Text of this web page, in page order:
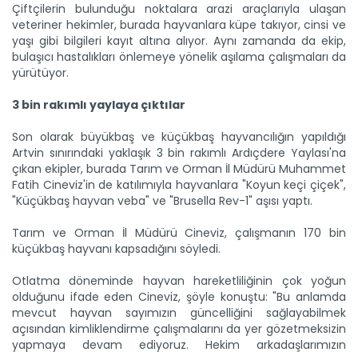
Çiftçilerin bulunduğu noktalara arazi araçlarıyla ulaşan
veteriner hekimler, burada hayvanlara küpe takıyor, cinsi ve
yaşı gibi bilgileri kayıt altına alıyor. Aynı zamanda da ekip,
bulaşıcı hastalıkları önlemeye yönelik aşılama çalışmaları da
yürütüyor.
3 bin rakımlı yaylaya çıktılar
Son olarak büyükbaş ve küçükbaş hayvancılığın yapıldığı
Artvin sınırındaki yaklaşık 3 bin rakımlı Ardıçdere Yaylası'na
çıkan ekipler, burada Tarım ve Orman İl Müdürü Muhammet
Fatih Cineviz'in de katılımıyla hayvanlara "Koyun keçi çiçek",
"Küçükbaş hayvan veba" ve "Brusella Rev-1" aşısı yaptı.
Tarım ve Orman İl Müdürü Cineviz, çalışmanın 170 bin
küçükbaş hayvanı kapsadığını söyledi.
Otlatma döneminde hayvan hareketliliğinin çok yoğun
olduğunu ifade eden Cineviz, şöyle konuştu: "Bu anlamda
mevcut hayvan sayımızın güncelliğini sağlayabilmek
açısından kimliklendirme çalışmalarını da yer gözetmeksizin
yapmaya devam ediyoruz. Hekim arkadaşlarımızın